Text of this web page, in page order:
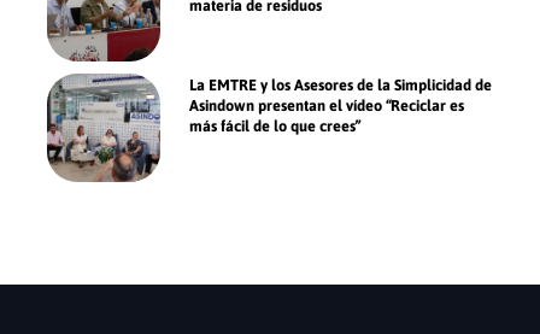
materia de residuos
La EMTRE y los Asesores de la Simplicidad de
Asindown presentan el vídeo “Reciclar es
más fácil de lo que crees”